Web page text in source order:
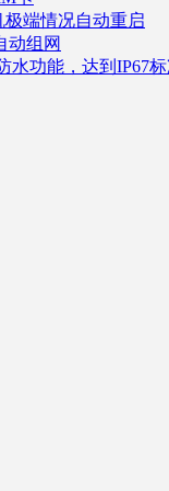
极端情况自动重启
动组网
水功能，达到IP67